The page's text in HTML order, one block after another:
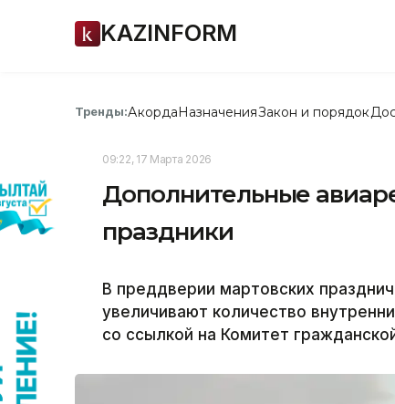
KAZINFORM
Тренды:АкордаНазначенияЗакон и порядок
09:22, 17 Марта 2026
Дополнительные
праздники
В преддверии мартовских
увеличивают количество
со ссылкой на Комитет